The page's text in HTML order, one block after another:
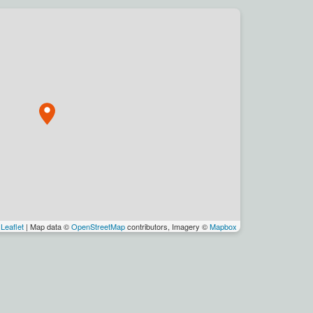
Leaflet | Map data ©OpenStreetMapcontributors, Imagery ©Mapbox